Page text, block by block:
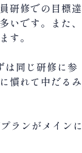
研修での目標達
です。また、
す。
は同じ研修に参
慣れて中だるみ
ランがメインに